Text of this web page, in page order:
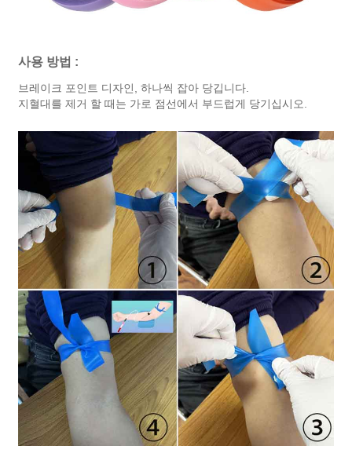
사용 방법 :
브레이크 포인트 디자인, 하나씩 잡아 당깁니다.
지혈대를 제거 할 때는 가로 점선에서 부드럽게 당기십시오.